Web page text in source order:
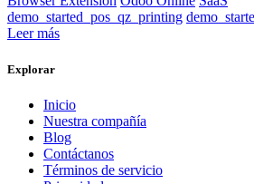
demo_started_pos_qz_printing
Leer más
Explorar
Inicio
Nuestra compañía
Blog
Contáctanos
Términos de servicio